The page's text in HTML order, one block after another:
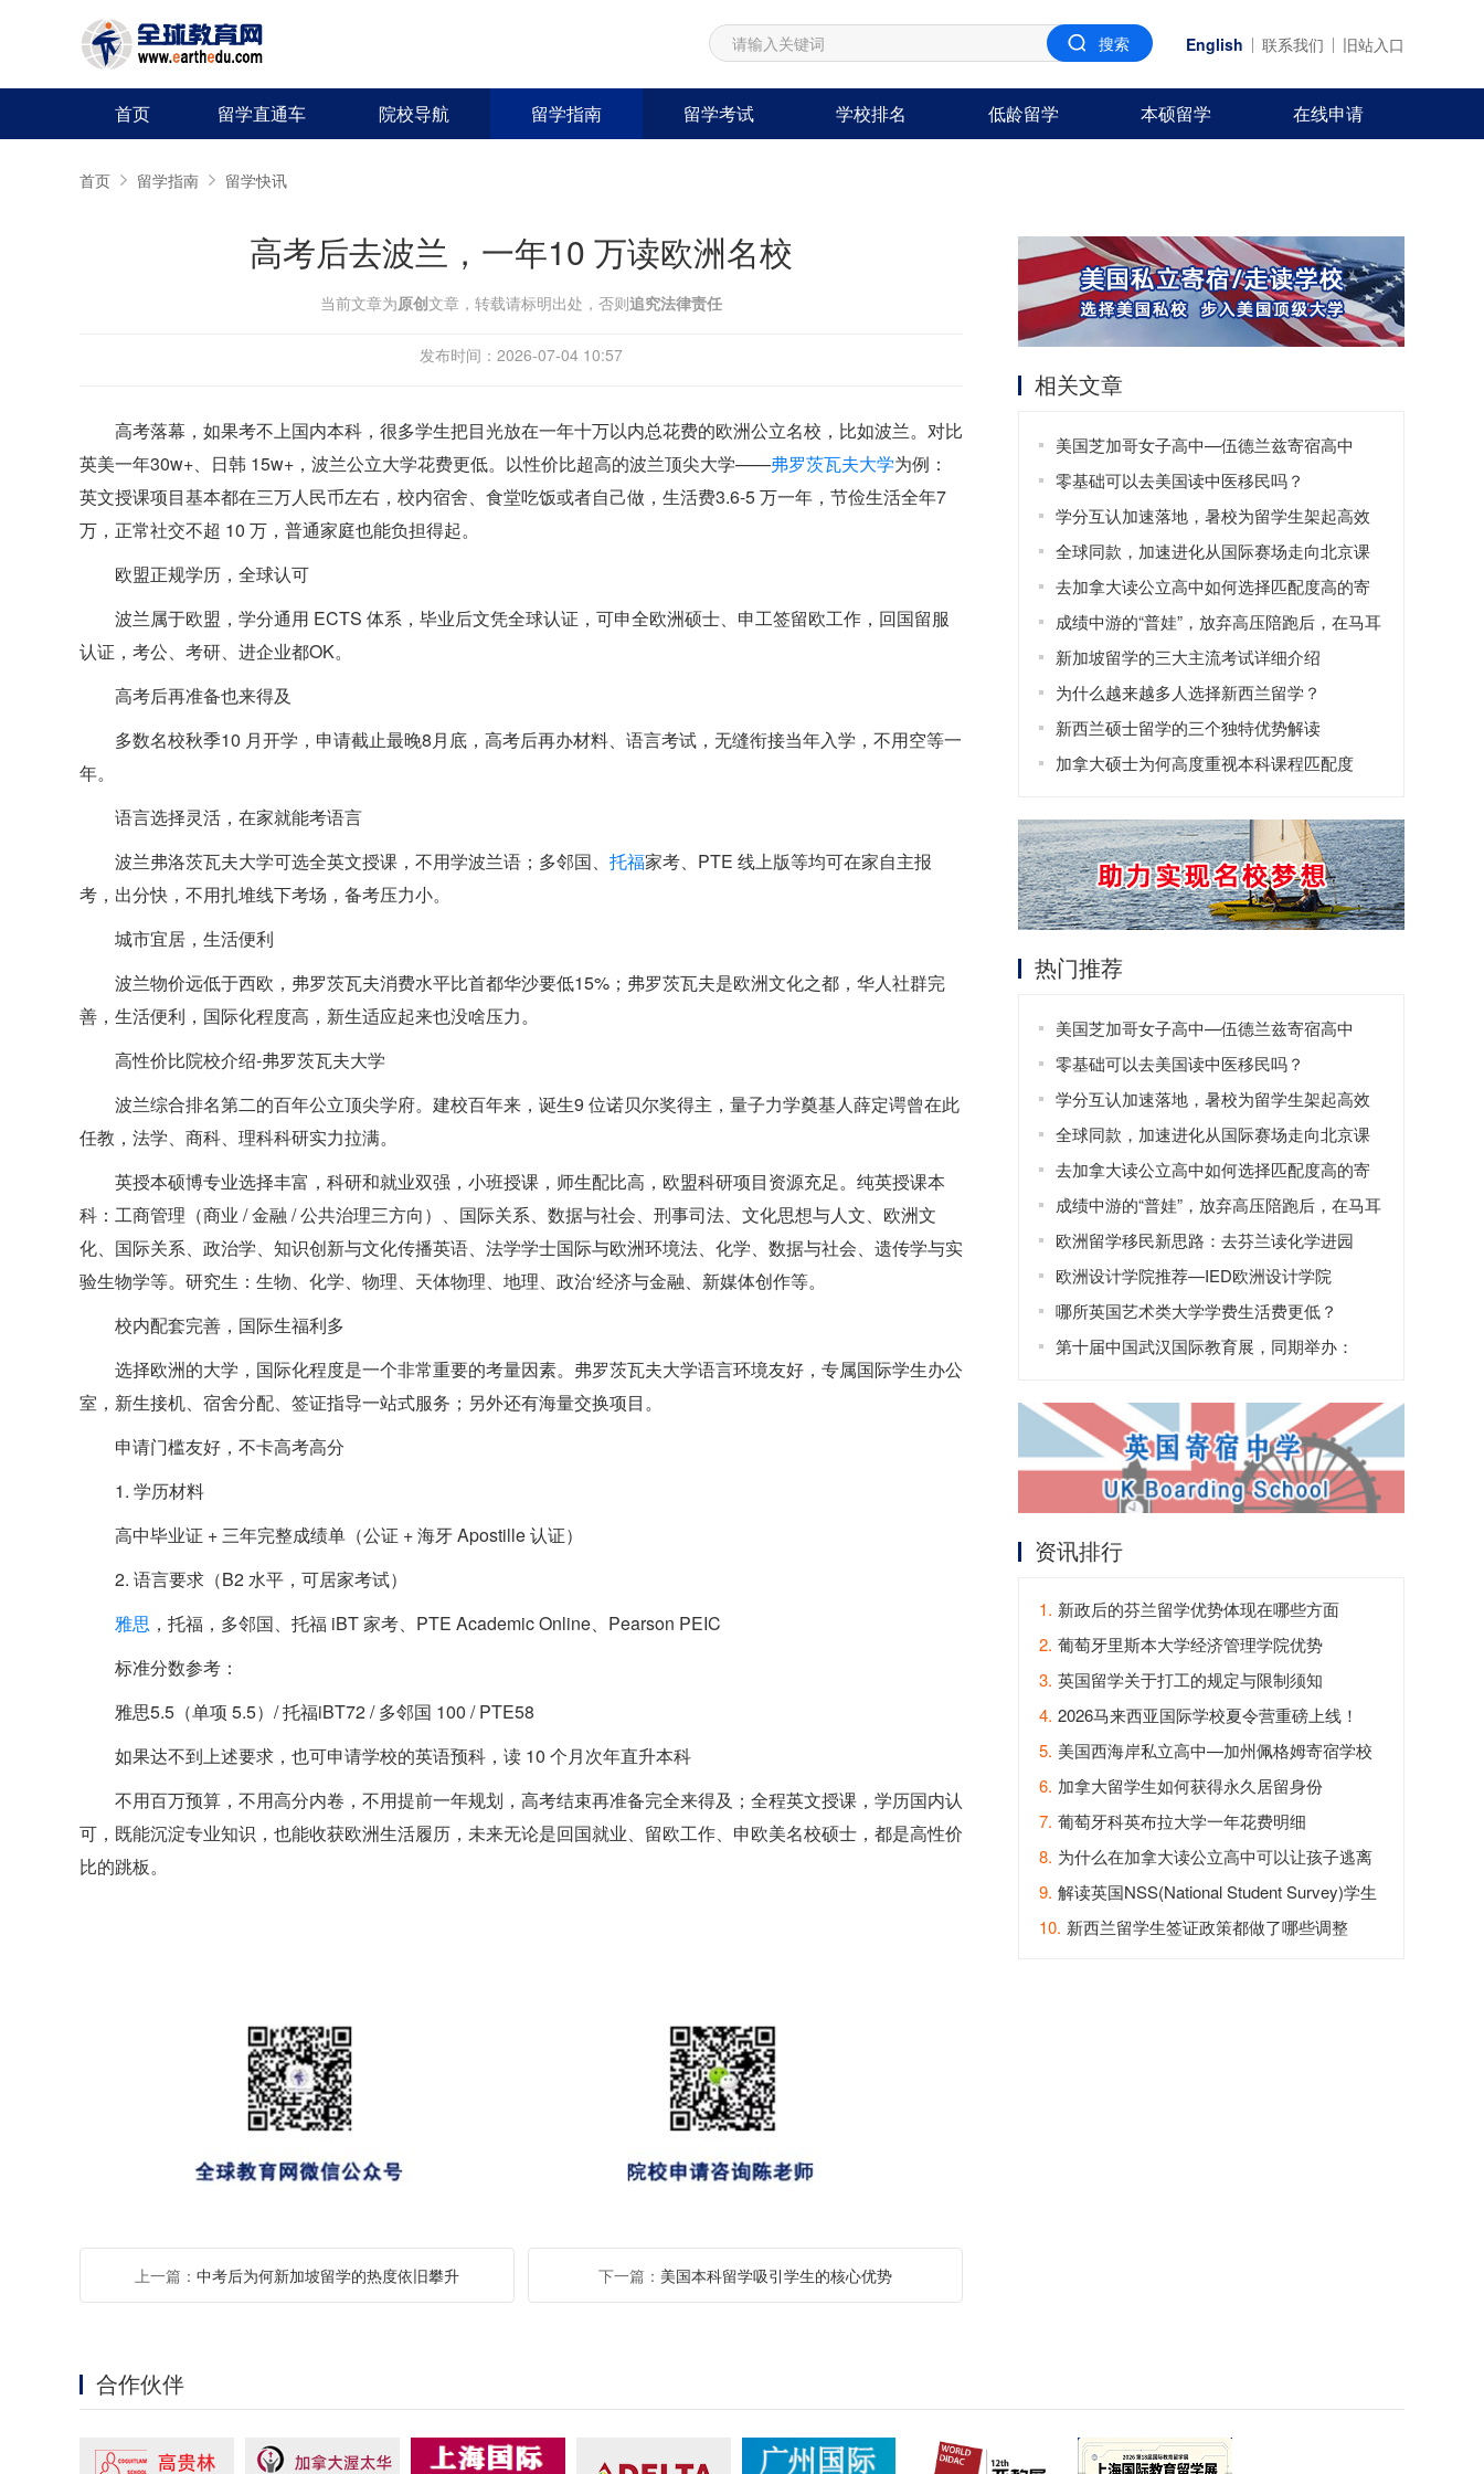
English 联系我们 旧站入口
首页 留学直通车 院校导航 留学指南 留学考试 学校排名 低龄留学 本硕留学 在线申请
首页 留学指南 留学快讯
高考后去波兰，一年10 万读欧洲名校
当前文章为原创文章，转载请标明出处，否则追究法律责任
发布时间：2026-07-04 10:57
高考落幕，如果考不上国内本科，很多学生把目光放在一年十万以内总花费的欧洲公立名校，比如波兰。对比
英美一年30w+、日韩 15w+，波兰公立大学花费更低。以性价比超高的波兰顶尖大学——弗罗茨瓦夫大学为例：
英文授课项目基本都在三万人民币左右，校内宿舍、食堂吃饭或者自己做，生活费3.6-5 万一年，节俭生活全年7
万，正常社交不超 10 万，普通家庭也能负担得起。
欧盟正规学历，全球认可
波兰属于欧盟，学分通用 ECTS 体系，毕业后文凭全球认证，可申全欧洲硕士、申工签留欧工作，回国留服
认证，考公、考研、进企业都OK。
高考后再准备也来得及
多数名校秋季10 月开学，申请截止最晚8月底，高考后再办材料、语言考试，无缝衔接当年入学，不用空等一
年。
语言选择灵活，在家就能考语言
波兰弗洛茨瓦夫大学可选全英文授课，不用学波兰语；多邻国、 托福家考、PTE 线上版等均可在家自主报
考，出分快，不用扎堆线下考场，备考压力小。
城市宜居，生活便利
波兰物价远低于西欧，弗罗茨瓦夫消费水平比首都华沙要低15%；弗罗茨瓦夫是欧洲文化之都，华人社群完
善，生活便利，国际化程度高，新生适应起来也没啥压力。
高性价比院校介绍-弗罗茨瓦夫大学
波兰综合排名第二的百年公立顶尖学府。建校百年来，诞生9 位诺贝尔奖得主，量子力学奠基人薛定谔曾在此
任教，法学、商科、理科科研实力拉满。
英授本硕博专业选择丰富，科研和就业双强，小班授课，师生配比高，欧盟科研项目资源充足。纯英授课本
科：工商管理（商业 / 金融 / 公共治理三方向）、国际关系、数据与社会、刑事司法、文化思想与人文、欧洲文
化、国际关系、政治学、知识创新与文化传播英语、法学学士国际与欧洲环境法、化学、数据与社会、遗传学与实
验生物学等。研究生：生物、化学、物理、天体物理、地理、政治‘经济与金融、新媒体创作等。
校内配套完善，国际生福利多
选择欧洲的大学，国际化程度是一个非常重要的考量因素。弗罗茨瓦夫大学语言环境友好，专属国际学生办公
室，新生接机、宿舍分配、签证指导一站式服务；另外还有海量交换项目。
申请门槛友好，不卡高考高分
1. 学历材料
高中毕业证 + 三年完整成绩单（公证 + 海牙 Apostille 认证）
2. 语言要求（B2 水平，可居家考试）
雅思 ，托福，多邻国、托福 iBT 家考、PTE Academic Online、Pearson PEIC
标准分数参考：
雅思5.5（单项 5.5）/ 托福iBT72 / 多邻国 100 / PTE58
如果达不到上述要求，也可申请学校的英语预科，读 10 个月次年直升本科
不用百万预算，不用高分内卷，不用提前一年规划，高考结束再准备完全来得及；全程英文授课，学历国内认
可，既能沉淀专业知识，也能收获欧洲生活履历，未来无论是回国就业、留欧工作、申欧美名校硕士，都是高性价
比的跳板。
上一篇： 中考后为何新加坡留学的热度依旧攀升 下一篇： 美国本科留学吸引学生的核心优势
相关文章
美国芝加哥女子高中—伍德兰兹寄宿高中
零基础可以去美国读中医移民吗？
学分互认加速落地，暑校为留学生架起高效
修读学分的桥梁
全球同款，加速进化从国际赛场走向北京课
堂
去加拿大读公立高中如何选择匹配度高的寄
宿家庭？
成绩中游的“普娃”，放弃高压陪跑后，在马耳
他找回了自信！
新加坡留学的三大主流考试详细介绍
为什么越来越多人选择新西兰留学？
新西兰硕士留学的三个独特优势解读
加拿大硕士为何高度重视本科课程匹配度
热门推荐
美国芝加哥女子高中—伍德兰兹寄宿高中
零基础可以去美国读中医移民吗？
学分互认加速落地，暑校为留学生架起高效
修读学分的桥梁
全球同款，加速进化从国际赛场走向北京课
堂
去加拿大读公立高中如何选择匹配度高的寄
宿家庭？
成绩中游的“普娃”，放弃高压陪跑后，在马耳
他找回了自信！
欧洲留学移民新思路：去芬兰读化学进园
区，工作两年拿永居？
欧洲设计学院推荐—IED欧洲设计学院
哪所英国艺术类大学学费生活费更低？
第十届中国武汉国际教育展，同期举办：
资讯排行
1. 新政后的芬兰留学优势体现在哪些方面
2. 葡萄牙里斯本大学经济管理学院优势
3. 英国留学关于打工的规定与限制须知
4. 2026马来西亚国际学校夏令营重磅上线！
5. 美国西海岸私立高中—加州佩格姆寄宿学校
6. 加拿大留学生如何获得永久居留身份
7. 葡萄牙科英布拉大学一年花费明细
8. 为什么在加拿大读公立高中可以让孩子逃离
内卷？
9. 解读英国NSS(National Student Survey)学生
满意度调查
10. 新西兰留学生签证政策都做了哪些调整
合作伙伴